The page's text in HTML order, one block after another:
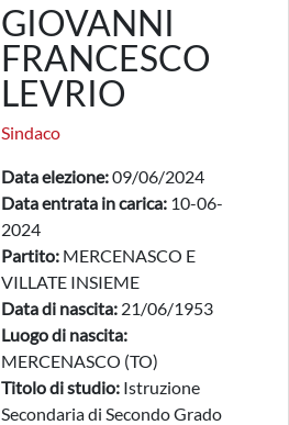
GIOVANNI
FRANCESCO
LEVRIO
Sindaco
Data elezione:09/06/2024
Data entrata in carica: 10-06-
2024
Partito: MERCENASCO E
VILLATE INSIEME
Data di nascita: 21/06/1953
Luogo di nascita:
MERCENASCO (TO)
Titolo di studio: Istruzione
Secondaria di Secondo Grado